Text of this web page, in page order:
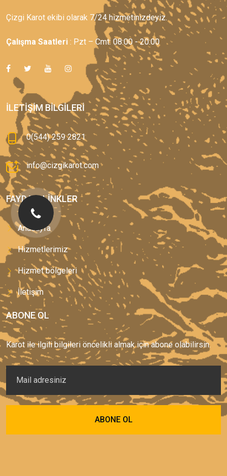
Çizgi Karot ekibi olarak 7/24 hizmetinizdeyiz.
Çalışma Saatleri : Pzt – Cmt: 08:00 - 20:00
İLETIŞIM BILGILERI
0(544) 259 2821
info@cizgikarot.com
FAYDALI LINKLER
Anasayfa
Hizmetlerimiz
Hizmet bölgeleri
İletişim
ABONE OL
Karot ile ilgili bilgileri öncelikli almak için abone olabilirsin.